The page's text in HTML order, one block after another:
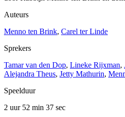
Auteurs
Menno ten Brink, Carel ter Linde
Sprekers
Tamar van den Dop, Lineke Rijxman,
Alejandra Theus, Jetty Mathurin,
Speelduur
2 uur 52 min 37 sec